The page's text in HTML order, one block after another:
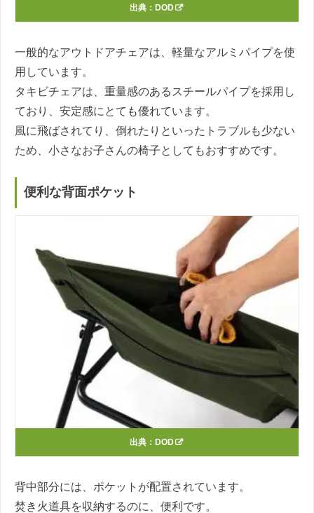
出典： DOD
一般的なアウトドアチェアは、軽量なアルミパイプを使
用しています。
タキビチェアは、重量感のあるスチールパイプを採用し
ており、安定感にとても優れています。
風に飛ばされてり、倒れたりといったトラブルも少ない
ため、小さなお子さんの椅子としてもおすすめです。
便利な背面ポケット
出典： DOD
背中部分には、ポケットが配置されています。
焚き火道具を収納するのに、便利です。